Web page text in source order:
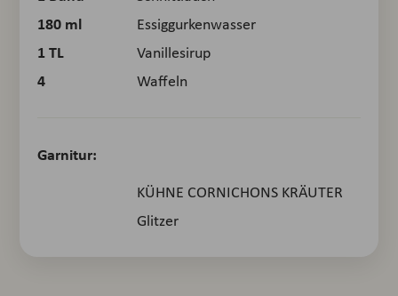
180 ml Essiggurkenwasser
1TL Vanillesirup
4 Waffeln
Garnitur:
KÜHNE CORNICHONS KRÄUTER
Glitzer